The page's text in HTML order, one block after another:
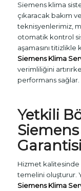
Siemens klima
çıkaracak bakım
teknisyenlerimiz,
otomatik kontrol
aşamasını
Siemens Klima
verimliliğini
performans sağlar.
Yetkili
Garantisi
Hizmet
temelini oluşturur.
Siemens Klima